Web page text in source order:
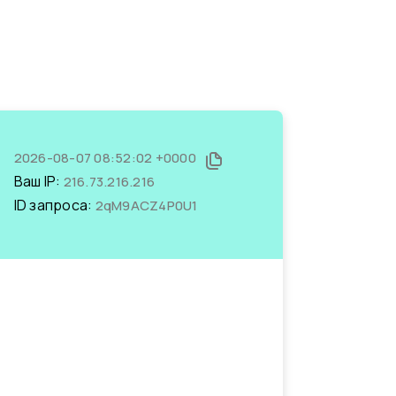
2026-08-07 08:52:02 +0000
Ваш IP: 216.73.216.216
ID запроса: 2qM9ACZ4P0U1